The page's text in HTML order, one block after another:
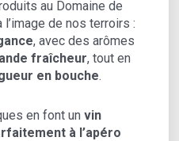
au Domaine de
de nos terroirs :
, avec des arômes
fraîcheur, tout en
en bouche.
en font un vin
à l’apéro